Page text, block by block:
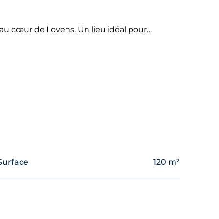
cœur de Lovens. Un lieu idéal pour
en une maison de 4.5 pièces
vous permettant d’anticiper et de
en bon état structurel, constitue un atout
120 m²